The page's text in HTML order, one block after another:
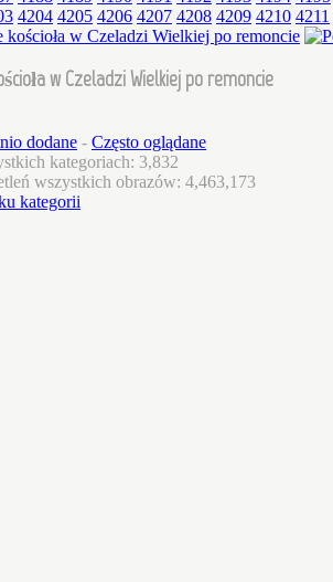
4204 4205 4206 4207 4208 4209 4210 4211
w Czeladzi Wielkiej po remoncie
dodane - Często oglądane
kategoriach: 3,832
wszystkich obrazów: 4,463,173
kategorii